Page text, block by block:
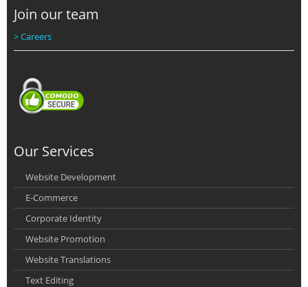
Join our team
> Careers
Our Services
Website Development
E-Commerce
Corporate Identity
Website Promotion
Website Translations
Text Editing